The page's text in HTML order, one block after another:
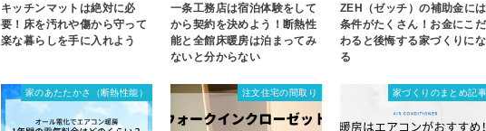
キッチンマットは絶対に必
要！床を汚れや傷から守って
楽な暮らしを手に入れよう
一条工務店は宿泊体験をして
から契約を決めよう！断熱性
能と全館床暖房は泊まってみ
ないと分からない
ZEH（ゼッチ）の補助金には
条件がたくさん！お金にこだ
わると後悔する家づくりにな
る
家のあたたかさ（断熱性能） 注文住宅の間取り 家づくりのまとめ記事